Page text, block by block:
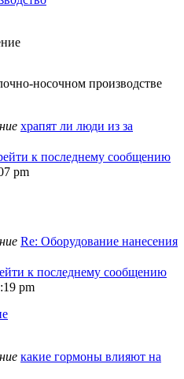
носочном производстве
храпят ли люди из за
к последнему сообщению
pm
Re: Оборудование нанесения
к последнему сообщению
pm
какие гормоны влияют на